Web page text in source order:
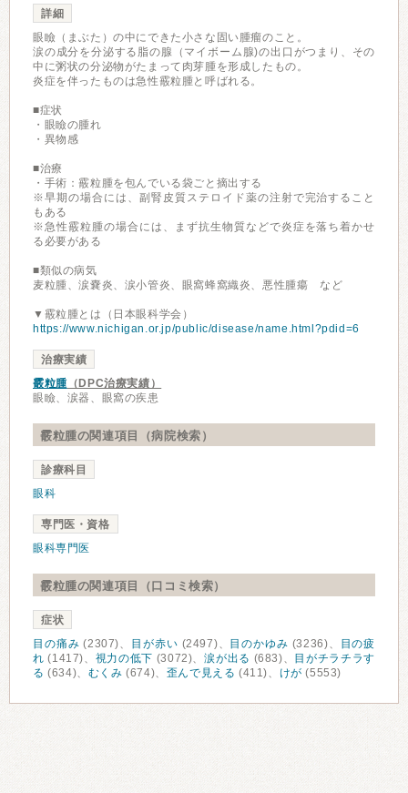
詳細
眼瞼（まぶた）の中にできた小さな固い腫瘤のこと。
涙の成分を分泌する脂の腺（マイボーム腺)の出口がつまり、その
中に粥状の分泌物がたまって肉芽腫を形成したもの。
炎症を伴ったものは急性霰粒腫と呼ばれる。
■症状
・眼瞼の腫れ
・異物感
■治療
・手術：霰粒腫を包んでいる袋ごと摘出する
※早期の場合には、副腎皮質ステロイド薬の注射で完治すること
もある
※急性霰粒腫の場合には、まず抗生物質などで炎症を落ち着かせ
る必要がある
■類似の病気
麦粒腫、涙嚢炎、涙小管炎、眼窩蜂窩織炎、悪性腫瘍 など
▼霰粒腫とは（日本眼科学会）
https://www.nichigan.or.jp/public/disease/name.html?pdid=6
治療実績
霰粒腫（DPC治療実績）
眼瞼、涙器、眼窩の疾患
霰粒腫の関連項目（病院検索）
診療科目
眼科
専門医・資格
眼科専門医
霰粒腫の関連項目（口コミ検索）
症状
目の痛み (2307)、 目が赤い (2497)、 目のかゆみ (3236)、
目の疲
れ (1417)、 視力の低下 (3072)、涙が出る (683)、
目がチラチラす
る (634)、 むくみ (674)、 歪んで見える (411)、 けが (5553)